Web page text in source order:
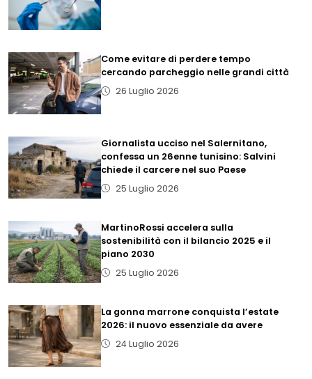
Come evitare di perdere tempo
cercando parcheggio nelle grandi città
26 Luglio 2026
Giornalista ucciso nel Salernitano,
confessa un 26enne tunisino: Salvini
chiede il carcere nel suo Paese
25 Luglio 2026
MartinoRossi accelera sulla
sostenibilità con il bilancio 2025 e il
piano 2030
25 Luglio 2026
La gonna marrone conquista l’estate
2026: il nuovo essenziale da avere
24 Luglio 2026